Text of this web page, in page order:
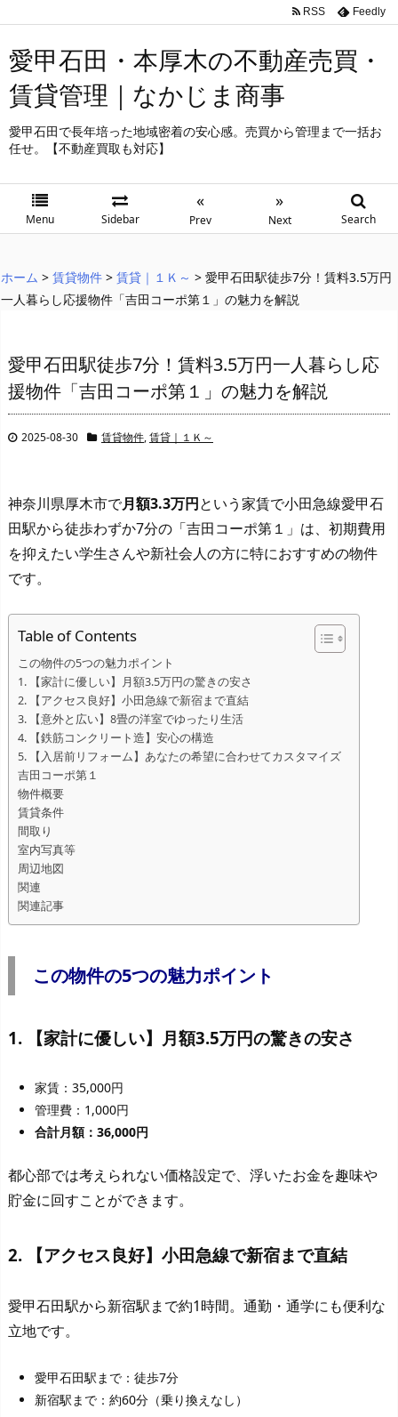
愛甲石田・本厚木の不動産売買・
賃貸管理｜なかじま商事
愛甲石田で長年培った地域密着の安心感。売買から管理まで一括お
任せ。【不動産買取も対応】
Menu Sidebar
«
Prev
»
Next Search
RSS Feedly
ホーム > 賃貸物件 > 賃貸｜１Ｋ～ > 愛甲石田駅徒歩7分！賃料3.5万円
一人暮らし応援物件「吉田コーポ第１」の魅力を解説
愛甲石田駅徒歩7分！賃料3.5万円一人暮らし応
援物件「吉田コーポ第１」の魅力を解説
2025-08-30 賃貸物件,賃貸｜１Ｋ～
神奈川県厚木市で月額3.3万円という家賃で小田急線愛甲石
田駅から徒歩わずか7分の「吉田コーポ第１」は、初期費用
を抑えたい学生さんや新社会人の方に特におすすめの物件
です。
Table of Contents
この物件の5つの魅力ポイント
1. 【家計に優しい】月額3.5万円の驚きの安さ
2. 【アクセス良好】小田急線で新宿まで直結
3. 【意外と広い】8畳の洋室でゆったり生活
4. 【鉄筋コンクリート造】安心の構造
5. 【入居前リフォーム】あなたの希望に合わせてカスタマイズ
吉田コーポ第１
物件概要
賃貸条件
間取り
室内写真等
周辺地図
関連
関連記事
この物件の5つの魅力ポイント
1. 【家計に優しい】月額3.5万円の驚きの安さ
家賃：35,000円
管理費：1,000円
合計月額：36,000円
都心部では考えられない価格設定で、浮いたお金を趣味や
貯金に回すことができます。
2. 【アクセス良好】小田急線で新宿まで直結
愛甲石田駅から新宿駅まで約1時間。通勤・通学にも便利な
立地です。
愛甲石田駅まで：徒歩7分
新宿駅まで：約60分（乗り換えなし）